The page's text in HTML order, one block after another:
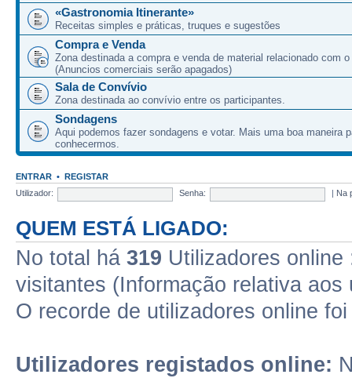
«Gastronomia Itinerante»
Receitas simples e práticas, truques e sugestões
Compra e Venda
Zona destinada a compra e venda de material relacionado com
(Anuncios comerciais serão apagados)
Sala de Convívio
Zona destinada ao convívio entre os participantes.
Sondagens
Aqui podemos fazer sondagens e votar. Mais uma boa maneira
conhecermos.
ENTRAR • REGISTAR
Utilizador:
Senha: Na
QUEM ESTÁ LIGADO:
No total há 319 Utilizadores
visitantes (Informação relativa
O recorde de utilizadores online
Utilizadores registados online: